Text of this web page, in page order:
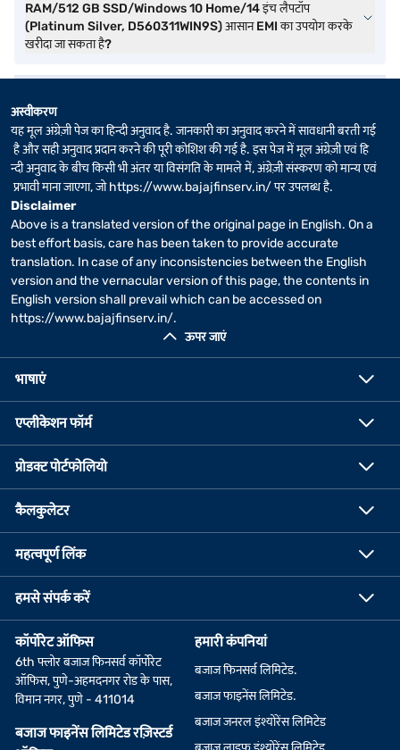
RAM/512 GB SSD/Windows 10 Home/14 इंच लैपटॉप
(Platinum Silver, D560311WIN9S) आसान EMI का उपयोग करके
खरीदा जा सकता है?
ऊपर जाएं
अस्वीकरण
यह मूल अंग्रेज़ी पेज का हिन्दी अनुवाद है. जानकारी का अनुवाद करने में सावधानी बरती गई
है और सही अनुवाद प्रदान करने की पूरी कोशिश की गई है. इस पेज में मूल अंग्रेज़ी एवं हि
न्दी अनुवाद के बीच किसी भी अंतर या विसंगति के मामले में, अंग्रेज़ी संस्करण को मान्य एवं
प्रभावी माना जाएगा, जोhttps://www.bajajfinserv.in/पर उपलब्ध है.
Disclaimer
Above is a translated version of the original page in English. On a
best effort basis, care has been taken to provide accurate
translation. In case of any inconsistencies between the English
version and the vernacular version of this page, the contents in
English version shall prevail which can be accessed on
https://www.bajajfinserv.in/.
भाषाएं
एप्लीकेशन फॉर्म
प्रोडक्ट पोर्टफोलियो
कैलकुलेटर
महत्वपूर्ण लिंक
हमसे संपर्क करें
कॉर्पोरेट ऑफिस
6th फ्लोर बजाज फिनसर्व कॉर्पोरेट
ऑफिस, पुणे-अहमदनगर रोड के पास,
विमान नगर, पुणे - 411014
बजाज फाइनेंस लिमिटेड रज़िस्टर्ड
हमारी कंपनियां
बजाज फिनसर्व लिमिटेड.
बजाज फाइनेंस लिमिटेड.
बजाज जनरल इंश्योरेंस लिमिटेड